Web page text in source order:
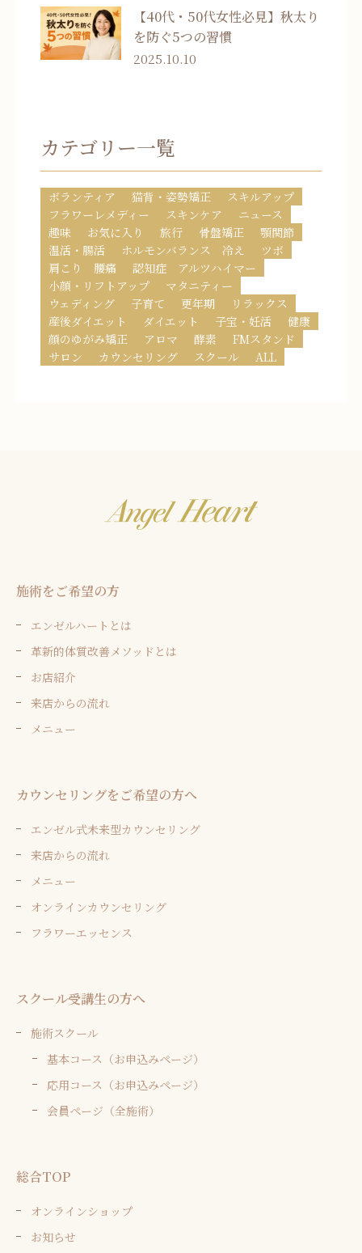
【40代・50代女性必見】秋太り
を防ぐ5つの習慣
2025.10.10
カテゴリー一覧
ボランティア 猫背・姿勢矯正
スキルアップ
フラワーレメディー
スキンケア
ニュース
趣味
お気に入り 旅行 骨盤矯正
顎関節
温活・腸活
ホルモンバランス 冷え
ツボ
肩こり 腰痛
認知症 アルツハイマー
小顔・リフトアップ
マタニティー
ウェディング
子育て 更年期
リラックス
産後ダイエット
ダイエット 子宝・妊活
健康
顔のゆがみ矯正
アロマ 酵素
FMスタンド
サロン
カウンセリング スクール ALL
施術をご希望の方
エンゼルハートとは
革新的体質改善メソッドとは
お店紹介
来店からの流れ
メニュー
カウンセリングをご希望の方へ
エンゼル式未来型カウンセリング
来店からの流れ
メニュー
オンラインカウンセリング
フラワーエッセンス
スクール受講生の方へ
施術スクール
基本コース（お申込みページ）
応用コース（お申込みページ）
会員ページ（全施術）
総合TOP
オンラインショップ
お知らせ